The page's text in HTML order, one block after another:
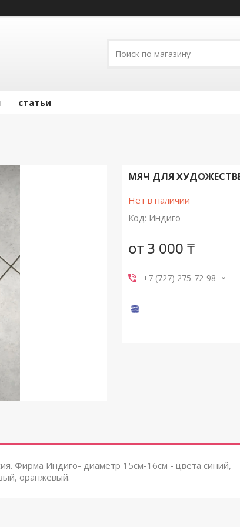
статьи
МЯЧ ДЛЯ
Нет в наличии
Код: Индиго
от 3 000 ₸
+7 (727) 275-72-98
Фирма Индиго- диаметр 15см-16см - цвета синий,
оранжевый.